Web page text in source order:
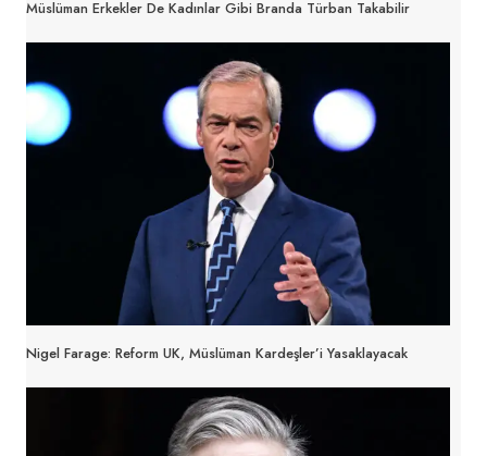
Müslüman Erkekler De Kadınlar Gibi Branda Türban Takabilir
Nigel Farage: Reform UK, Müslüman Kardeşler’i Yasaklayacak